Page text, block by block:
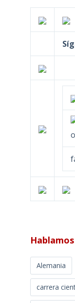
Alemania
carrera